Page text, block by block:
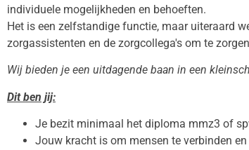
individuele mogelijkheden en behoeften.
Het is een zelfstandige functie, maar uiteraard
zorgassistenten en de zorgcollega's om te
Wij bieden je een uitdagende baan in een
Dit ben jij:
Je bezit minimaal het diploma mmz3 of
Jouw kracht is om mensen te verbinden